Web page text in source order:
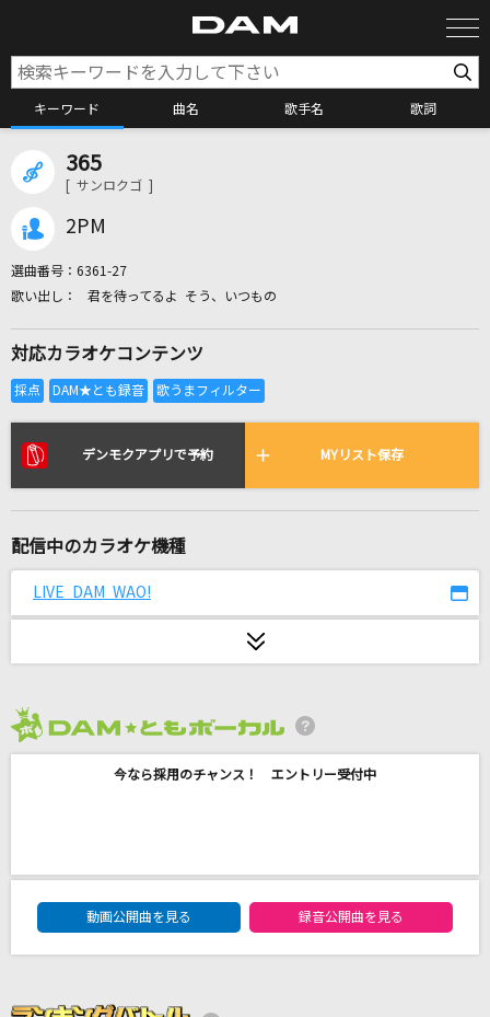
キーワード 曲名 歌手名 歌詞
全国りれき
リアルタイムで歌われている曲の一覧
DAYBREAK IT
Lemon
友達、以上
365
[ サンロクゴ ]
2PM
選曲番号： 6361-27
君を待ってるよ そう、いつもの
対応カラオケコンテンツ
デンモクアプリで予約 MYリスト保存
配信中のカラオケ機種
LIVE DAM WAO!
今なら採用のチャンス！ エントリー受付中
DAM★ともボーカルエントリーランキング
動画公開曲を見る
録音公開曲を見る